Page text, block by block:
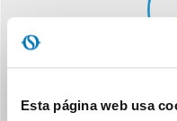
Esta página web usa